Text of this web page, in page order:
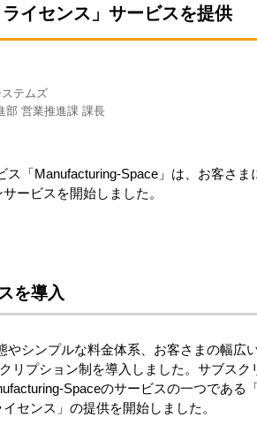
イセンス」サービスを提供
テムズ
部 営業推進課 課長
ス「Manufacturing-Space」は、お客さ
ービスを開始しました。
を導入
やシンプルな料金体系、お客さまの幅広
リプション制を導入しました。サブス
Spaceのサービスの一つであ
センス」の提供を開始しました。